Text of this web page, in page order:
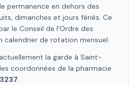
permanence en dehors des
dimanches et jours fériés. Ce
le Conseil de l'Ordre des
calendrier de rotation mensuel.
actuellement la garde à Saint-
coordonnées de la pharmacie
3237.